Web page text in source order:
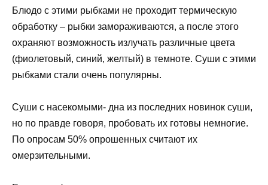
Блюдо с этими рыбками не проходит термическую
обработку – рыбки замораживаются, а после этого
охраняют возможность излучать различные цвета
(фиолетовый, синий, желтый) в темноте. Суши с этими
рыбками стали очень популярны.
Суши с насекомыми- дна из последних новинок суши,
но по правде говоря, пробовать их готовы немногие.
По опросам 50% опрошенных считают их
омерзительными.